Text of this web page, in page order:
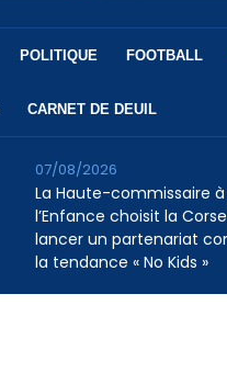
POLITIQUE FOOTBALL
CARNET DE DEUIL
La Haute-commissaire à
l’Enfance choisit la
lancer un partenariat
la tendance « No Kids »
07/08/2026